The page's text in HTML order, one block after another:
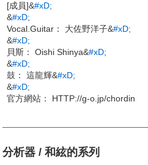
[成員]&#xD;
&#xD;
Vocal.Guitar： 大佐野洋子&#xD;
&#xD;
貝斯： Oishi Shinya&#xD;
&#xD;
鼓： 這龍輝&#xD;
&#xD;
官方網站： HTTP://g-o.jp/chordin
分析器 / 和絃的系列